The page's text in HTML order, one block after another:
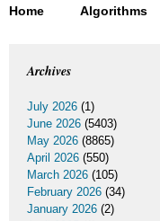
Home Algorithms
Archives
July 2026 (1)
June 2026 (5403)
May 2026 (8865)
April 2026 (550)
March 2026 (105)
February 2026 (34)
January 2026 (2)